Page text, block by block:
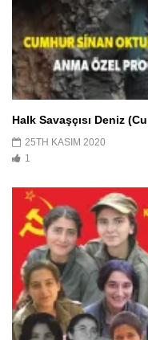
Halk Savaşçısı Deniz
25TH KASIM 2020
1